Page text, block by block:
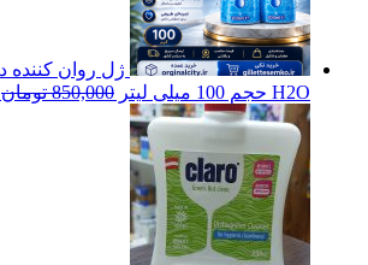
H2O حجم 100 میلی لیتر
850,000 تومان